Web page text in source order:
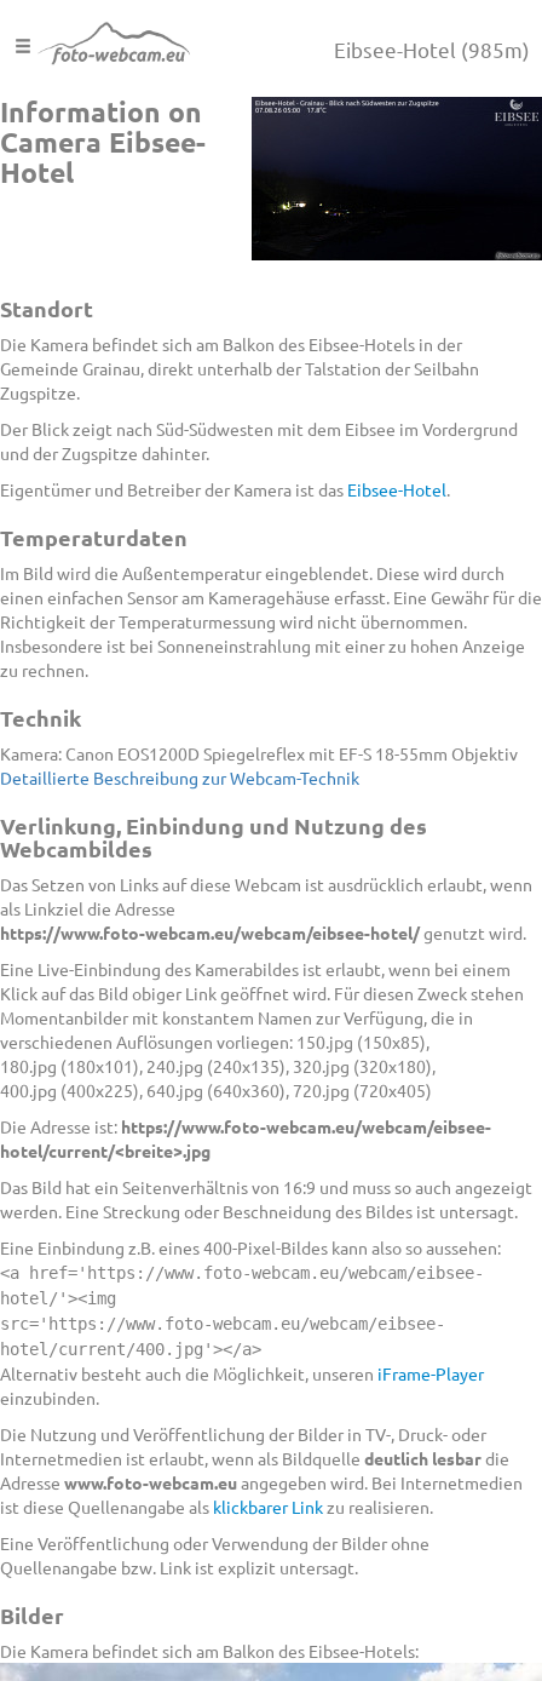
Eibsee-Hotel (985m)
Information on
Camera Eibsee-
Hotel
Standort
Die Kamera befindet sich am Balkon des Eibsee-Hotels in der
Gemeinde Grainau, direkt unterhalb der Talstation der Seilbahn
Zugspitze.
Der Blick zeigt nach Süd-Südwesten mit dem Eibsee im Vordergrund
und der Zugspitze dahinter.
Eigentümer und Betreiber der Kamera ist das Eibsee-Hotel.
Temperaturdaten
Im Bild wird die Außentemperatur eingeblendet. Diese wird durch
einen einfachen Sensor am Kameragehäuse erfasst. Eine Gewähr für die
Richtigkeit der Temperaturmessung wird nicht übernommen.
Insbesondere ist bei Sonneneinstrahlung mit einer zu hohen Anzeige
zu rechnen.
Technik
Kamera: Canon EOS1200D Spiegelreflex mit EF-S 18-55mm Objektiv
Detaillierte Beschreibung zur Webcam-Technik
Verlinkung, Einbindung und Nutzung des
Webcambildes
Das Setzen von Links auf diese Webcam ist ausdrücklich erlaubt, wenn
als Linkziel die Adresse
https://www.foto-webcam.eu/webcam/eibsee-hotel/genutzt wird.
Eine Live-Einbindung des Kamerabildes ist erlaubt, wenn bei einem
Klick auf das Bild obiger Link geöffnet wird. Für diesen Zweck stehen
Momentanbilder mit konstantem Namen zur Verfügung, die in
verschiedenen Auflösungen vorliegen: 150.jpg (150x85),
180.jpg (180x101), 240.jpg (240x135), 320.jpg (320x180),
400.jpg (400x225), 640.jpg (640x360), 720.jpg (720x405)
Die Adresse ist: https://www.foto-webcam.eu/webcam/eibsee-
hotel/current/<breite>.jpg
Das Bild hat ein Seitenverhältnis von 16:9 und muss so auch angezeigt
werden. Eine Streckung oder Beschneidung des Bildes ist untersagt.
Eine Einbindung z.B. eines 400-Pixel-Bildes kann also so aussehen:
<a href='https://www.foto-webcam.eu/webcam/eibsee-
hotel/'><img
src='https://www.foto-webcam.eu/webcam/eibsee-
hotel/current/400.jpg'></a>
Alternativ besteht auch die Möglichkeit, unseren iFrame-Player
einzubinden.
Die Nutzung und Veröffentlichung der Bilder in TV-, Druck- oder
Internetmedien ist erlaubt, wenn als Bildquelle deutlich lesbardie
Adresse www.foto-webcam.euangegeben wird. Bei Internetmedien
ist diese Quellenangabe als klickbarer Linkzu realisieren.
Eine Veröffentlichung oder Verwendung der Bilder ohne
Quellenangabe bzw. Link ist explizit untersagt.
Bilder
Die Kamera befindet sich am Balkon des Eibsee-Hotels: